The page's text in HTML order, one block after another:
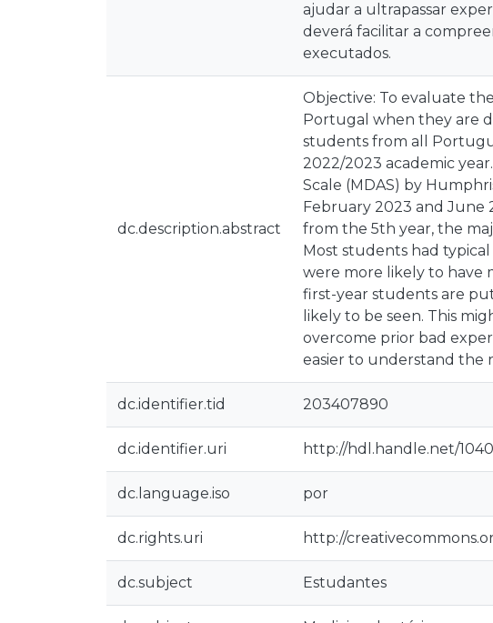
ajudar a ultrapassar
deverá facilitar a
executados.
dc.description.abstract
Objective: To evaluate
Portugal when they are
students from all
2022/2023 academic
Scale (MDAS) by
February 2023 and June
from the 5th year, the
Most students had
were more likely to have
first-year students are
likely to be seen. This
overcome prior bad
easier to understand the
dc.identifier.tid 203407890
dc.identifier.uri http://hdl.handle.net/
dc.language.iso por
dc.rights.uri http://
dc.subject Estudantes